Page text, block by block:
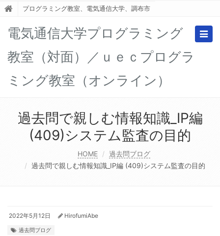
プログラミング教室、電気通信大学、調布市
電気通信大学プログラミング
教室（対面）／ｕｅｃプログラ
ミング教室（オンライン）
過去問で親しむ情報知識_IP編
(409)システム監査の目的
HOME
過去問ブログ
過去問で親しむ情報知識_IP編 (409)システム監査の目的
2022年5月12日 HirofumiAbe
過去問ブログ